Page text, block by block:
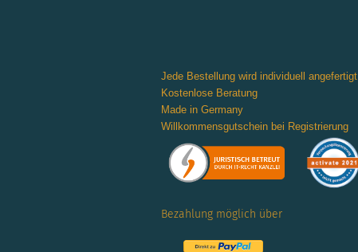
Jede Bestellung wird individuell angefertigt
Kostenlose Beratung
Made in Germany
Willkommensgutschein bei Registrierung
Bezahlung möglich über